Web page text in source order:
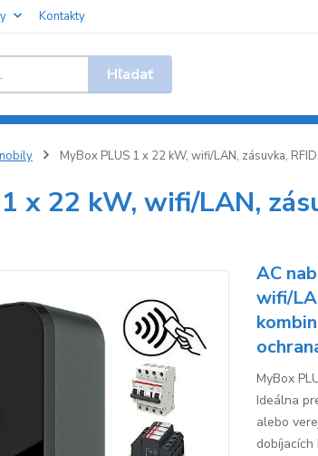
Kontakty
Hľadať
MyBox PLUS 1 x 22 kW, wifi/LAN, zásuvka,
x 22 kW, wifi/LAN,
AC
wifi/
MyBox
Ideálna
alebo